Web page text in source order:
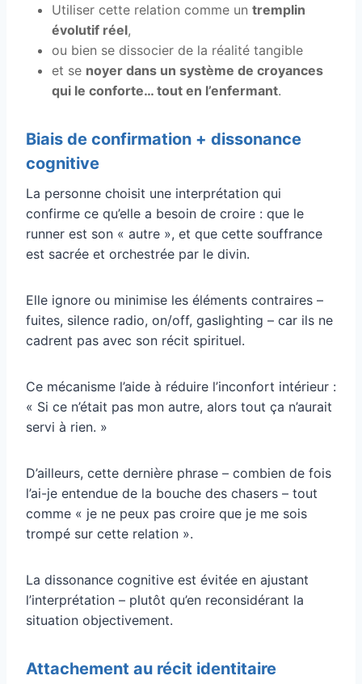
Utiliser cette relation comme un tremplin
évolutif réel,
ou bien se dissocier de la réalité tangible
et se noyer dans un système de croyances
qui le conforte… tout en l’enfermant.
Biais de confirmation + dissonance
cognitive
La personne choisit une interprétation qui
confirme ce qu’elle a besoin de croire : que le
runner est son « autre », et que cette souffrance
est sacrée et orchestrée par le divin.
Elle ignore ou minimise les éléments contraires –
fuites, silence radio, on/off, gaslighting – car ils ne
cadrent pas avec son récit spirituel.
Ce mécanisme l’aide à réduire l’inconfort intérieur :
« Si ce n’était pas mon autre, alors tout ça n’aurait
servi à rien. »
D’ailleurs, cette dernière phrase – combien de fois
l’ai-je entendue de la bouche des chasers – tout
comme « je ne peux pas croire que je me sois
trompé sur cette relation ».
La dissonance cognitive est évitée en ajustant
l’interprétation – plutôt qu’en reconsidérant la
situation objectivement.
Attachement au récit identitaire